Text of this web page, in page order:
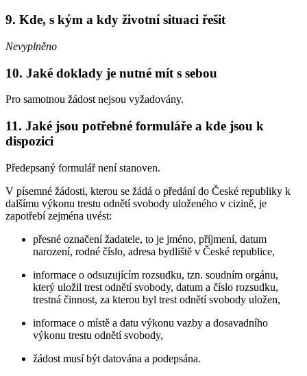
9. Kde, s kým a kdy životní situaci řešit
Nevyplněno
10. Jaké doklady je nutné mít s sebou
Pro samotnou žádost nejsou vyžadovány.
11. Jaké jsou potřebné formuláře a kde jsou k
dispozici
Předepsaný formulář není stanoven.
V písemné žádosti, kterou se žádá o předání do České republiky k
dalšímu výkonu trestu odnětí svobody uloženého v cizině, je
zapotřebí zejména uvést:
přesné označení žadatele, to je jméno, příjmení, datum
narození, rodné číslo, adresa bydliště v České republice,
informace o odsuzujícím rozsudku, tzn. soudním orgánu,
který uložil trest odnětí svobody, datum a číslo rozsudku,
trestná činnost, za kterou byl trest odnětí svobody uložen,
informace o místě a datu výkonu vazby a dosavadního
výkonu trestu odnětí svobody,
žádost musí být datována a podepsána.